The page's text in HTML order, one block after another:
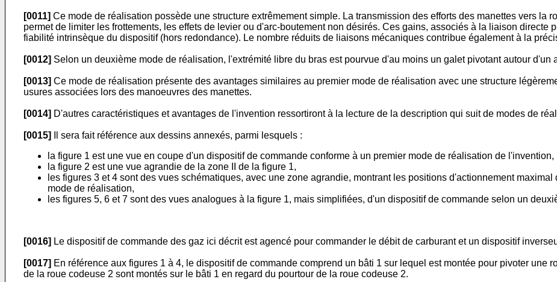
[0011] Ce mode de réalisation possède une structure extrêmement simple. La transmission des efforts des manettes vers la
permet de limiter les frottements, les effets de levier ou d'arc-boutement non désirés. Ces gains, associés à la liaison directe
fiabilité intrinsèque du dispositif (hors redondance). Le nombre réduits de liaisons mécaniques contribue également à la
[0012] Selon un deuxième mode de réalisation, l'extrémité libre du bras est pourvue d'au moins un galet pivotant autour
[0013] Ce mode de réalisation présente des avantages similaires au premier mode de réalisation avec une structure
usures associées lors des manoeuvres des manettes.
[0014] D'autres caractéristiques et avantages de l'invention ressortiront à la lecture de la description qui suit de modes de
[0015]
Il sera fait référence aux dessins annexés, parmi lesquels :
la figure 1 est une vue en coupe d'un dispositif de commande conforme à un premier mode de réalisation de l'invention,
la figure 2 est une vue agrandie de la zone II de la figure 1,
les figures 3 et 4 sont des vues schématiques, avec une zone agrandie, montrant les positions d'actionnement
mode de réalisation,
les figures 5, 6 et 7 sont des vues analogues à la figure 1, mais simplifiées, d'un dispositif de commande selon un
[0016] Le dispositif de commande des gaz ici décrit est agencé pour commander le débit de carburant et un dispositif
[0017] En référence aux figures 1 à 4, le dispositif de commande comprend un bâti 1 sur lequel est montée pour pivoter une
de la roue codeuse 2 sont montés sur le bâti 1 en regard du pourtour de la roue codeuse 2.